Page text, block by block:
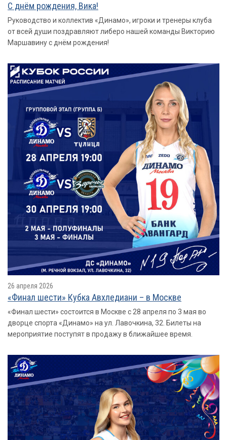
С днём рождения, Вика!
Руководство и коллектив «Динамо», игроки и тренеры клуба
от всей души поздравляют либеро нашей команды Викторию
Маршавину с днём рождения!
26 апреля 2026
«Финал шести» Кубка Авхледиани – в Москве
«Финал шести» состоится в Москве с 28 апреля по 3 мая во
дворце спорта «Динамо» на ул. Лавочкина, 32. Билеты на
мероприятие поступят в продажу в ближайшее время.